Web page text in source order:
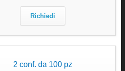
Richiedi
2 conf. da 100 pz